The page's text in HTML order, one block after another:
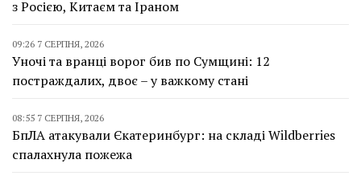
з Росією, Китаєм та Іраном
09:26 7 СЕРПНЯ, 2026
Уночі та вранці ворог бив по Сумщині: 12
постраждалих, двоє – у важкому стані
08:55 7 СЕРПНЯ, 2026
БпЛА атакували Єкатеринбург: на складі Wildberries
спалахнула пожежа